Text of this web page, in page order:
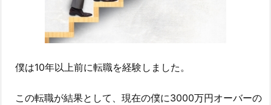
僕は10年以上前に転職を経験しました。
この転職が結果として、現在の僕に3000万円オーバーの